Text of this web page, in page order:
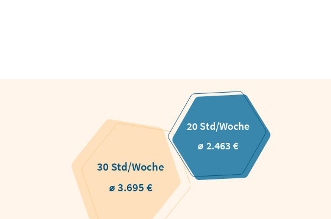
30 Std/Woche
⌀ 3.695 €
20 Std/Woche
⌀ 2.463 €